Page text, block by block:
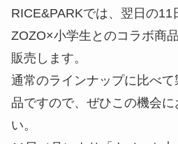
RICE&PARKでは、翌日の11
ZOZO×小学生とのコラボ商
販売します。
通常のラインナップに比べ
品ですので、ぜひこの機会
い。